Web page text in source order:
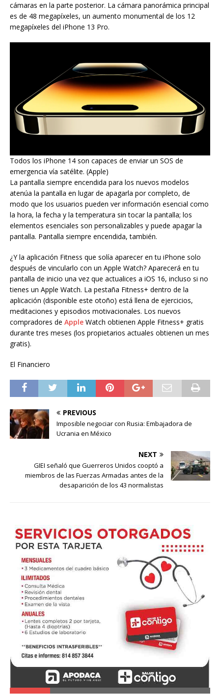
cámaras en la parte posterior. La cámara panorámica principal
es de 48 megapíxeles, un aumento monumental de los 12
megapíxeles del iPhone 13 Pro.
Todos los iPhone 14 son capaces de enviar un SOS de
emergencia vía satélite. (Apple)
La pantalla siempre encendida para los nuevos modelos
atenúa la pantalla en lugar de apagarla por completo, de
modo que los usuarios pueden ver información esencial como
la hora, la fecha y la temperatura sin tocar la pantalla; los
elementos esenciales son personalizables y puede apagar la
pantalla. Pantalla siempre encendida, también.
¿Y la aplicación Fitness que solía aparecer en tu iPhone solo
después de vincularlo con un Apple Watch? Aparecerá en tu
pantalla de inicio una vez que actualices a iOS 16, incluso si no
tienes un Apple Watch. La pestaña Fitness+ dentro de la
aplicación (disponible este otoño) está llena de ejercicios,
meditaciones y episodios motivacionales. Los nuevos
compradores de Apple Watch obtienen Apple Fitness+ gratis
durante tres meses (los propietarios actuales obtienen un mes
gratis).
El Financiero
PREVIOUS
Imposible negociar con Rusia: Embajadora de
Ucrania en México
NEXT
GIEI señaló que Guerreros Unidos cooptó a
miembros de las Fuerzas Armadas antes de la
desaparición de los 43 normalistas